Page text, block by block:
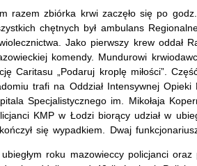
razem zbiórka krwi zaczęło się po
chętnych był ambulans
Jako pierwszy krew oddał
komendy. Mundurowi
Caritasu „Podaruj kroplę miłości”.
trafi na Oddział Intensywnej Opieki
Specjalistycznego im. Mikołaja
KMP w Łodzi biorący udział w
się wypadkiem. Dwaj
roku mazowieccy policjanci